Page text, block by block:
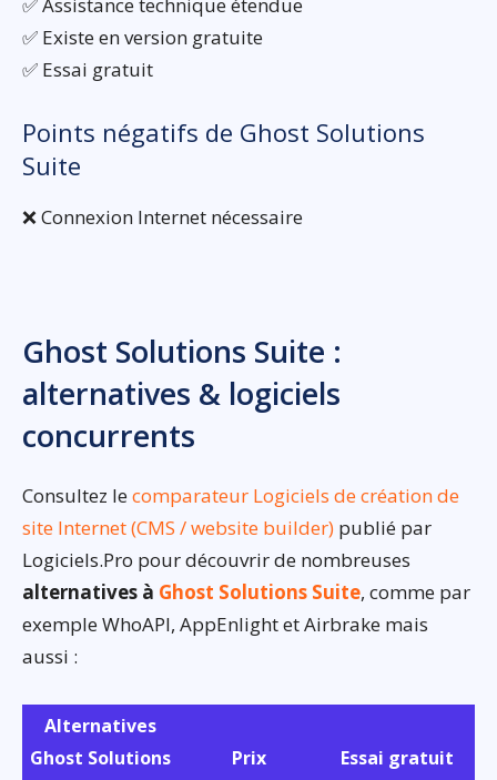
✅ Existe en version gratuite
✅ Essai gratuit
Points négatifs de Ghost Solutions
Suite
❌ Connexion Internet nécessaire
Ghost Solutions Suite :
alternatives & logiciels
concurrents
Consultez lecomparateur Logiciels de création de
site Internet (CMS / website builder) publié par
Logiciels.Pro pour découvrir de nombreuses
alternatives à Ghost Solutions Suite, comme par
exemple WhoAPI, AppEnlight et Airbrake mais
aussi :
Alternatives
Ghost Solutions
Prix Essai gratuit